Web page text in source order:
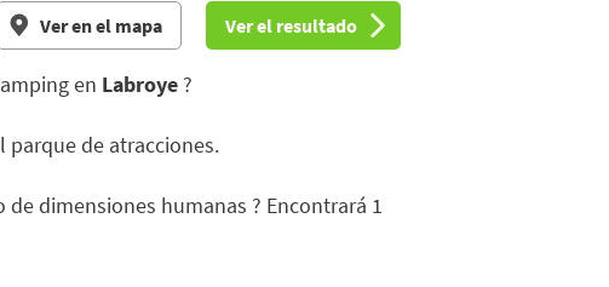
Ver en el mapa Ver el resultado
en Labroye ?
parque de atracciones.
de dimensiones humanas ? Encontrará 1